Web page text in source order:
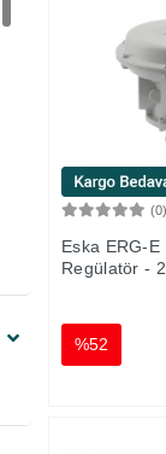
(0)
Eska ERG-
Regülatör -
%52